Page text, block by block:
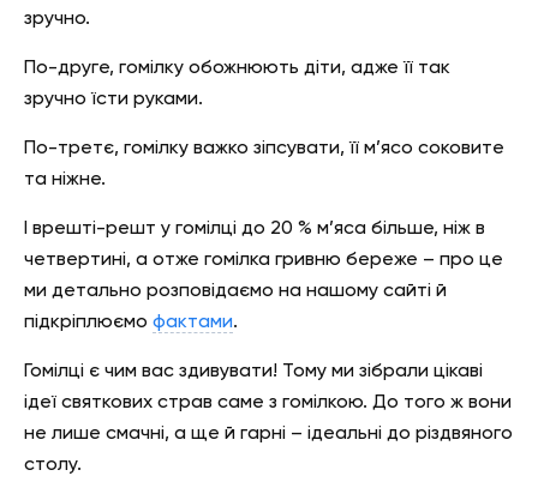
зручно.
По-друге, гомілку обожнюють діти, адже її так
зручно їсти руками.
По-третє, гомілку важко зіпсувати, її м’ясо соковите
та ніжне.
І врешті-решт у гомілці до 20 % м’яса більше, ніж в
четвертині, а отже гомілка гривню береже – про це
ми детально розповідаємо на нашому сайті й
підкріплюємо фактами.
Гомілці є чим вас здивувати! Тому ми зібрали цікаві
ідеї святкових страв саме з гомілкою. До того ж вони
не лише смачні, а ще й гарні – ідеальні до різдвяного
столу.